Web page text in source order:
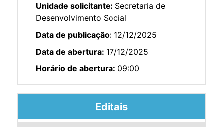
Unidade solicitante: Secretaria de
Desenvolvimento Social
Data de publicação: 12/12/2025
Data de abertura: 17/12/2025
Horário de abertura: 09:00
Editais